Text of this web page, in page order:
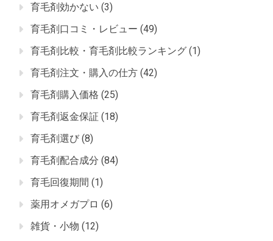
育毛剤効かない (3)
育毛剤口コミ・レビュー (49)
育毛剤比較・育毛剤比較ランキング (1)
育毛剤注文・購入の仕方 (42)
育毛剤購入価格 (25)
育毛剤返金保証 (18)
育毛剤選び (8)
育毛剤配合成分 (84)
育毛回復期間 (1)
薬用オメガプロ (6)
雑貨・小物 (12)